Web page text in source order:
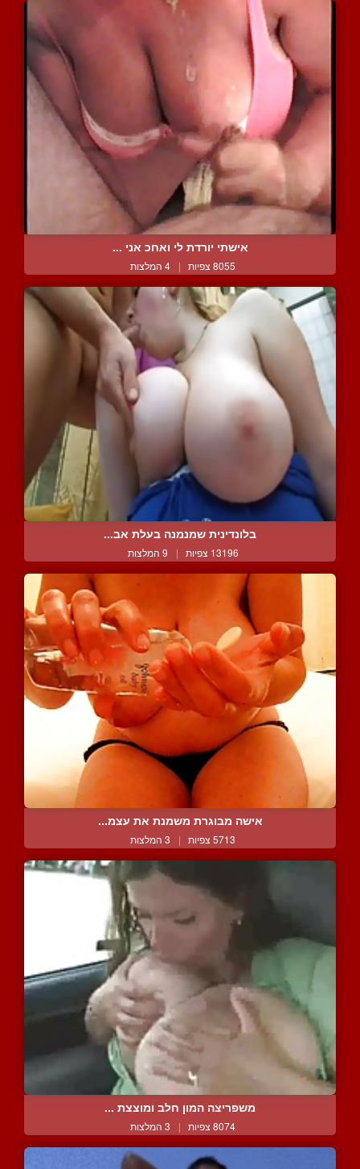
אישתי יורדת לי ואחכ אני ...
8055 צפיות | 4 המלצות
בלונדינית שמנמנה בעלת אב...
13196 צפיות | 9 המלצות
אישה מבוגרת משמנת את עצמ...
5713 צפיות | 3 המלצות
משפריצה המון חלב ומוצצת ...
8074 צפיות | 3 המלצות